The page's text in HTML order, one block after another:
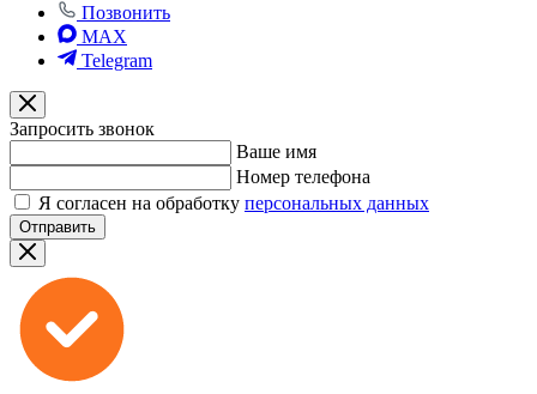
Позвонить
MAX
Telegram
Запросить звонок
Ваше имя
Номер телефона
Я согласен на обработку персональных данных
Отправить